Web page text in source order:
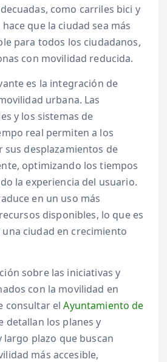
como carriles bici y
que la ciudad sea más
para todos los ciudadanos,
con movilidad reducida.
es la integración de
urbana. Las
y los sistemas de
real permiten a los
sus desplazamientos de
optimizando los tiempos
la experiencia del usuario.
en un uso más
disponibles, lo que es
ciudad en crecimiento
sobre las iniciativas y
con la movilidad en
consultar elAyuntamiento de
detallan los planes y
plazo que buscan
más accesible,